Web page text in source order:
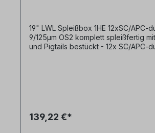
19" LWL Spleißbox 1HE 12xSC/APC-
9/125µm OS2 komplett spleißfertig
und Pigtails bestückt - 12x SC/APC-
pulverbeschichtet RAL 7035 mit
139,22 €*